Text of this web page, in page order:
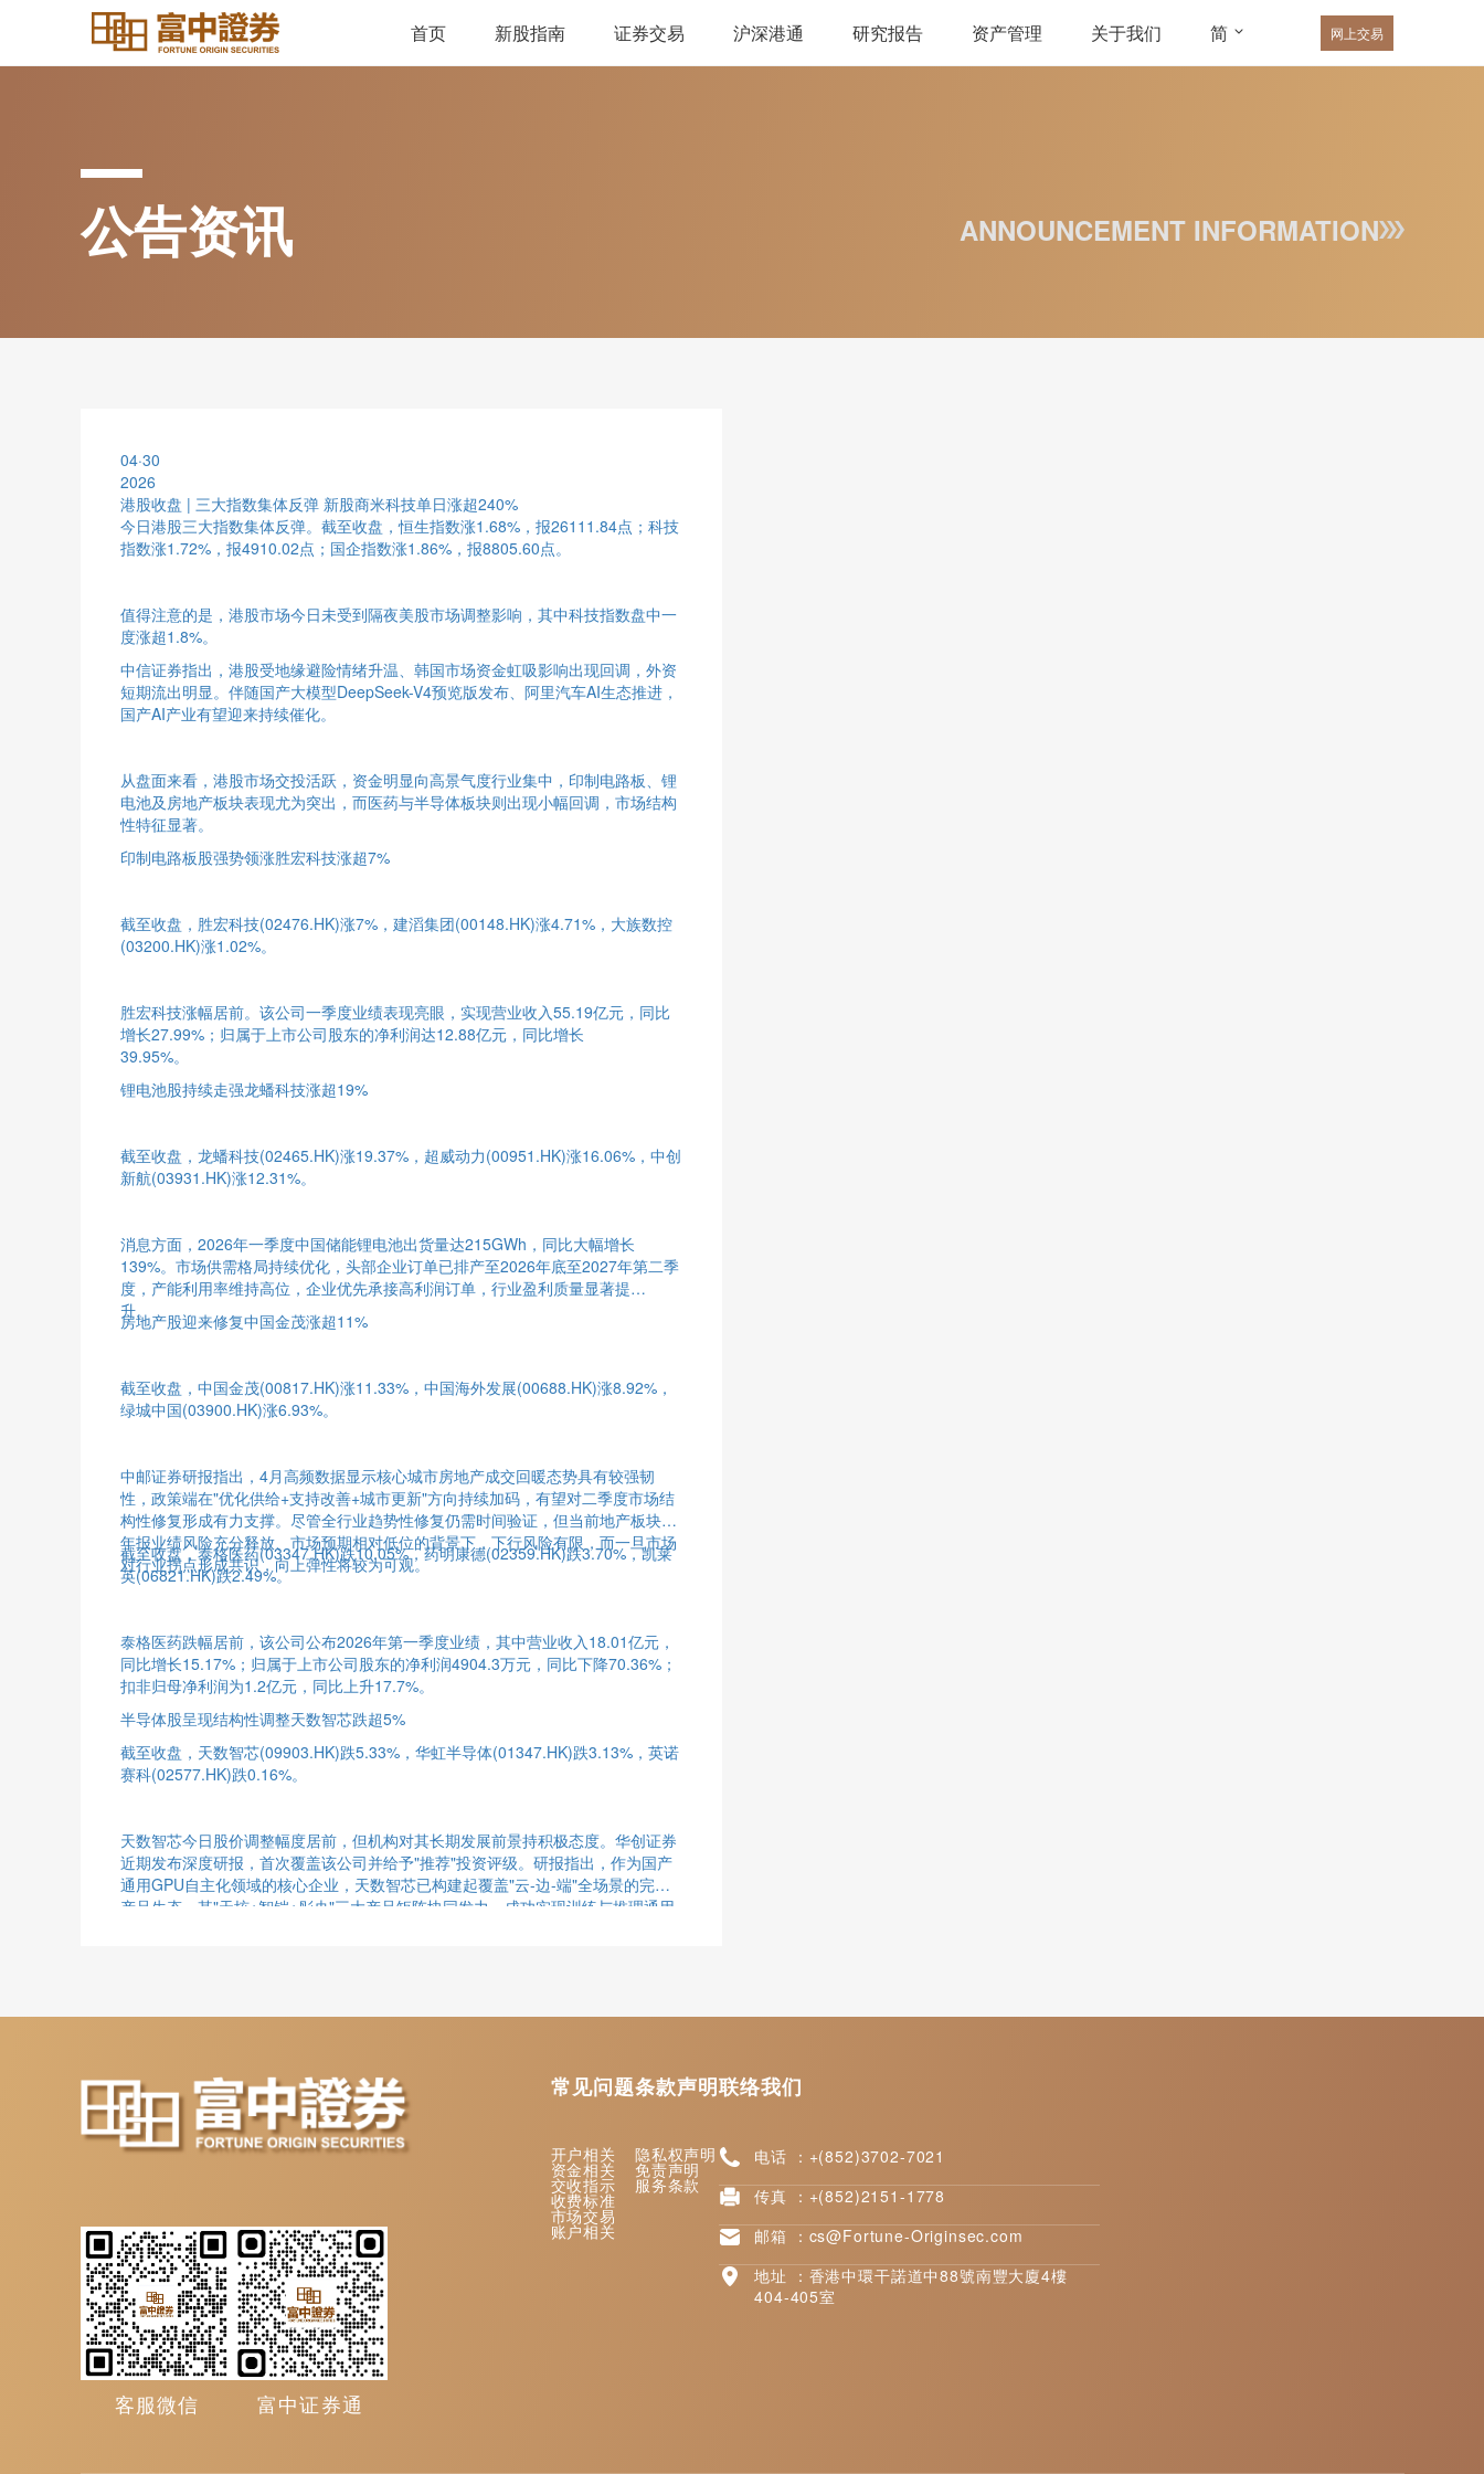
首页 新股指南 证券交易 沪深港通 研究报告 资产管理 关于我们 简 网上交易
公告资讯 ANNOUNCEMENT INFORMATION
04·30
2026
港股收盘 | 三大指数集体反弹 新股商米科技单日涨超240%
今日港股三大指数集体反弹。截至收盘，恒生指数涨1.68%，报26111.84点；科技
指数涨1.72%，报4910.02点；国企指数涨1.86%，报8805.60点。
值得注意的是，港股市场今日未受到隔夜美股市场调整影响，其中科技指数盘中一
度涨超1.8%。
中信证券指出，港股受地缘避险情绪升温、韩国市场资金虹吸影响出现回调，外资
短期流出明显。伴随国产大模型DeepSeek-V4预览版发布、阿里汽车AI生态推进，
国产AI产业有望迎来持续催化。
从盘面来看，港股市场交投活跃，资金明显向高景气度行业集中，印制电路板、锂
电池及房地产板块表现尤为突出，而医药与半导体板块则出现小幅回调，市场结构
性特征显著。
印制电路板股强势领涨胜宏科技涨超7%
截至收盘，胜宏科技(02476.HK)涨7%，建滔集团(00148.HK)涨4.71%，大族数控
(03200.HK)涨1.02%。
胜宏科技涨幅居前。该公司一季度业绩表现亮眼，实现营业收入55.19亿元，同比
增长27.99%；归属于上市公司股东的净利润达12.88亿元，同比增长
39.95%。
锂电池股持续走强龙蟠科技涨超19%
截至收盘，龙蟠科技(02465.HK)涨19.37%，超威动力(00951.HK)涨16.06%，中创
新航(03931.HK)涨12.31%。
消息方面，2026年一季度中国储能锂电池出货量达215GWh，同比大幅增长
139%。市场供需格局持续优化，头部企业订单已排产至2026年底至2027年第二季
度，产能利用率维持高位，企业优先承接高利润订单，行业盈利质量显著提
升。
房地产股迎来修复中国金茂涨超11%
截至收盘，中国金茂(00817.HK)涨11.33%，中国海外发展(00688.HK)涨8.92%，
绿城中国(03900.HK)涨6.93%。
中邮证券研报指出，4月高频数据显示核心城市房地产成交回暖态势具有较强韧
性，政策端在"优化供给+支持改善+城市更新"方向持续加码，有望对二季度市场结
构性修复形成有力支撑。尽管全行业趋势性修复仍需时间验证，但当前地产板块在
年报业绩风险充分释放、市场预期相对低位的背景下，下行风险有限，而一旦市场
对行业拐点形成共识，向上弹性将较为可观。
截至收盘，泰格医药(03347.HK)跌10.05%，药明康德(02359.HK)跌3.70%，凯莱
英(06821.HK)跌2.49%。
泰格医药跌幅居前，该公司公布2026年第一季度业绩，其中营业收入18.01亿元，
同比增长15.17%；归属于上市公司股东的净利润4904.3万元，同比下降70.36%；
扣非归母净利润为1.2亿元，同比上升17.7%。
半导体股呈现结构性调整天数智芯跌超5%
截至收盘，天数智芯(09903.HK)跌5.33%，华虹半导体(01347.HK)跌3.13%，英诺
赛科(02577.HK)跌0.16%。
天数智芯今日股价调整幅度居前，但机构对其长期发展前景持积极态度。华创证券
近期发布深度研报，首次覆盖该公司并给予"推荐"投资评级。研报指出，作为国产
通用GPU自主化领域的核心企业，天数智芯已构建起覆盖"云-边-端"全场景的完整
产品生态，其"天垓+智铠+彤央"三大产品矩阵协同发力，成功实现训练与推理通用
客服微信 富中证券通
常见问题
开户相关
资金相关
交收指示
收费标准
市场交易
账户相关
条款声明
隐私权声明
免责声明
服务条款
联络我们
电话 ：+(852)3702-7021
传真 ：+(852)2151-1778
邮箱 ：cs@Fortune-Originsec.com
地址 ：香港中環干諾道中88號南豐大廈4樓
404-405室